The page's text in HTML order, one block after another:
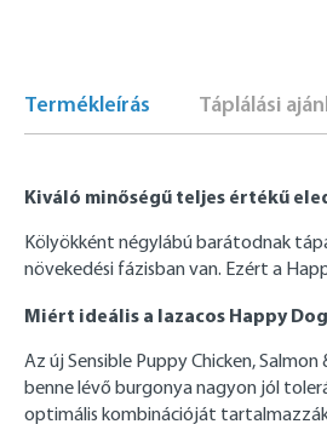
Termékleírás Táplálási
Kiváló minőségű teljes értékű
Kölyökként négylábú barátodnak
növekedési fázisban van. Ezért a
Miért ideális a lazacos Happy
Az új Sensible Puppy Chicken,
benne lévő burgonya nagyon jól
optimális kombinációját